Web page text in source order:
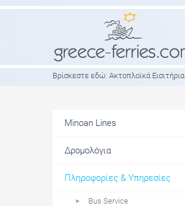
Βρίσκεστε εδώ: Ακτοπλοϊκά Εισιτήρια
Minoan Lines
Δρομολόγια
Πληροφορίες & Υπηρεσίες
Bus Service